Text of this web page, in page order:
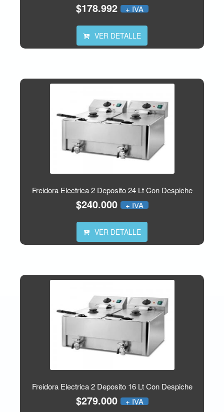
$178.992 + IVA
VER DETALLE
Freidora Electrica 2 Deposito 24 Lt Con Despiche
$240.000 + IVA
VER DETALLE
Freidora Electrica 2 Deposito 16 Lt Con Despiche
$279.000 + IVA